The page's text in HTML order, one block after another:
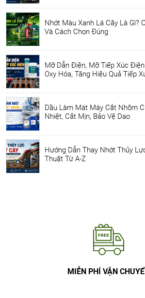
Nhớt Màu Xanh Lá Cây Là Gì?
Và Cách Chọn Đúng
Mỡ Dẫn Điện, Mỡ Tiếp Xúc
Oxy Hóa, Tăng Hiệu Quả Tiếp
Dầu Làm Mát Máy Cắt Nhôm
Nhiệt, Cắt Mịn, Bảo Vệ Dao
Hướng Dẫn Thay Nhớt Thủy
Thuật Từ A-Z
MIỄN PHÍ VẬN